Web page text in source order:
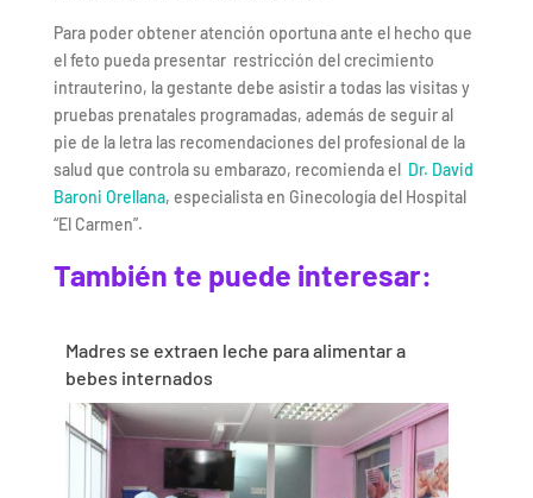
Para poder obtener atención oportuna ante el hecho que
el feto pueda presentar restricción del crecimiento
intrauterino, la gestante debe asistir a todas las visitas y
pruebas prenatales programadas, además de seguir al
pie de la letra las recomendaciones del profesional de la
salud que controla su embarazo, recomienda el Dr. David
Baroni Orellana, especialista en Ginecología del Hospital
“El Carmen”.
También te puede interesar:
Madres se extraen leche para alimentar a
bebes internados